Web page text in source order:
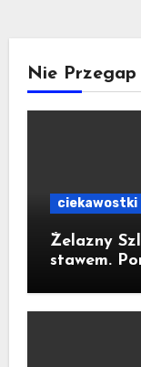
Nie Przegap
ciekawostki
Żelazny
stawem.